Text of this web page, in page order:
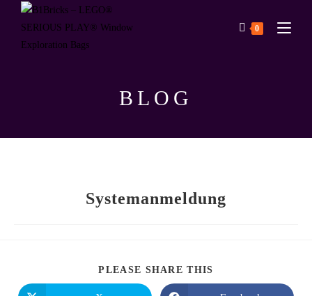
0
BLOG
Systemanmeldung
PLEASE SHARE THIS